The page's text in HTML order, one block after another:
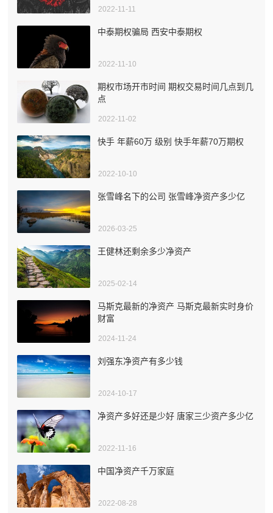
2022-11-11
中泰期权骗局 西安中泰期权
2022-11-10
期权市场开市时间 期权交易时间几点到几
点
2022-11-02
快手 年薪60万 级别 快手年薪70万期权
2022-10-10
张雪峰名下的公司 张雪峰净资产多少亿
2026-03-25
王健林还剩余多少净资产
2025-02-14
马斯克最新的净资产 马斯克最新实时身价
财富
2024-11-24
刘强东净资产有多少钱
2024-10-17
净资产多好还是少好 唐家三少资产多少亿
2022-11-16
中国净资产千万家庭
2022-08-28